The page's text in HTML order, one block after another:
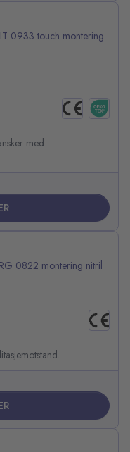
0933 touch montering
med
0822 montering nitril